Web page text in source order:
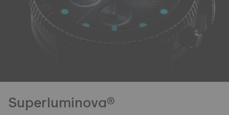
Superluminova®